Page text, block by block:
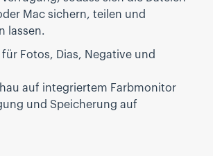
Mac sichern, teilen und
lassen.
Fotos, Dias, Negative und
auf integriertem Farbmonitor
und Speicherung auf